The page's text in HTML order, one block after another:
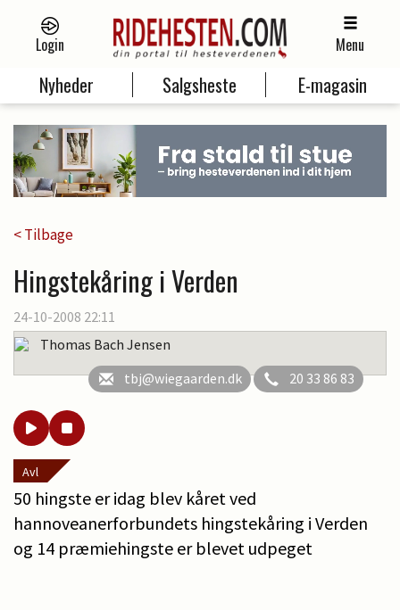
Login Menu
Nyheder Salgsheste E-magasin
< Tilbage
Hingstekåring i Verden
24-10-2008 22:11
Thomas Bach Jensen
tbj@wiegaarden.dk
20 33 86 83
Avl
50 hingste er idag blev kåret ved
hannoveanerforbundets hingstekåring i Verden
og 14 præmiehingste er blevet udpeget